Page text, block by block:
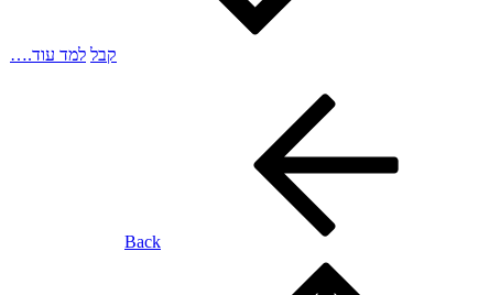
קבל למד עוד.…
Back